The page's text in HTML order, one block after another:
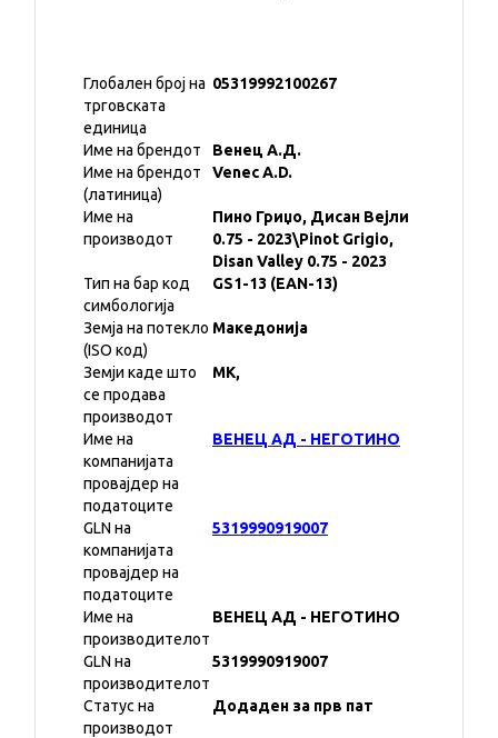
Глобален број на
трговската
единица
05319992100267
Име на брендот
Венец А.Д.
Име на брендот
(латиница)
Venec A.D.
Име на
производот
Пино Гриџо, Дисан Вејли
0.75 - 2023\Pinot Grigio,
Disan Valley 0.75 - 2023
Тип на бар код
симбологија
GS1-13 (EAN-13)
Земја на потекло
(ISO код)
Македонија
Земји каде што
се продава
производот
MK,
Име на
компанијата
провајдер на
податоците
ВЕНЕЦ АД - НЕГОТИНО
GLN на
компанијата
провајдер на
податоците
5319990919007
Име на
производителот
ВЕНЕЦ АД - НЕГОТИНО
GLN на
производителот
5319990919007
Статус на
производот
Додаден за прв пат